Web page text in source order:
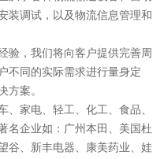
装调试，以及物流信息管理和
验，我们将向客户提供完善周
不同的实际需求进行量身定
方案。
、家电、轻工、化工、食品、
名企业如：广州本田、美国杜
谷、新丰电器、康美药业、娃